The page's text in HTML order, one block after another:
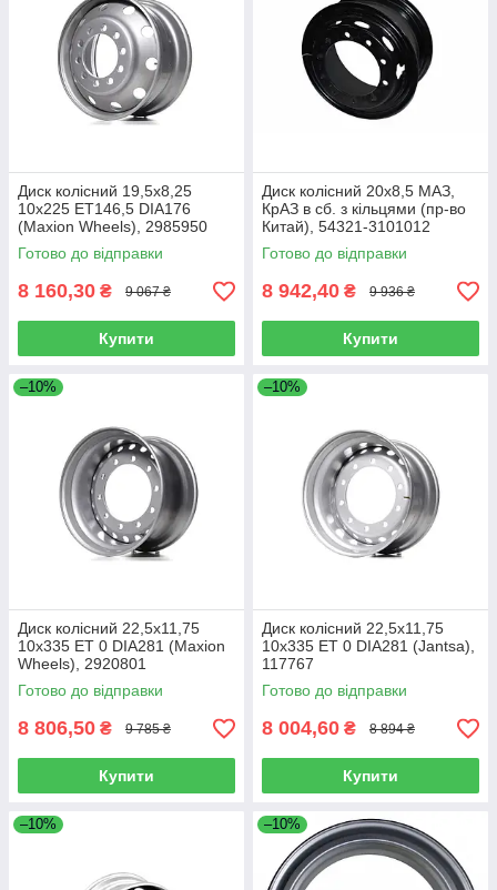
Диск колісний 19,5х8,25
10х225 ET146,5 DIA176
(Maxion Wheels), 2985950
Готово до відправки
8 160,30 ₴ 9 067 ₴
Купити
Диск колісний 20х8,5 МАЗ,
КрАЗ в сб. з кільцями (пр-во
Китай), 54321-3101012
Готово до відправки
8 942,40 ₴ 9 936 ₴
Купити
–10%
Диск колісний 22,5х11,75
10х335 ET 0 DIA281 (Maxion
Wheels), 2920801
Готово до відправки
8 806,50 ₴ 9 785 ₴
Купити
–10%
Диск колісний 22,5х11,75
10х335 ET 0 DIA281 (Jantsa),
117767
Готово до відправки
8 004,60 ₴ 8 894 ₴
Купити
–10% –10%